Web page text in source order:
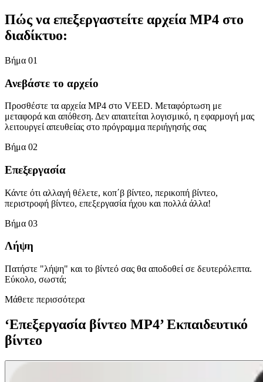
Πώς να επεξεργαστείτε αρχεία MP4 στο
διαδίκτυο:
Βήμα 01
Ανεβάστε το αρχείο
Προσθέστε τα αρχεία MP4 στο VEED. Μεταφόρτωση με
μεταφορά και απόθεση. Δεν απαιτείται λογισμικό, η εφαρμογή μας
λειτουργεί απευθείας στο πρόγραμμα περιήγησής σας
Βήμα 02
Επεξεργασία
Κάντε ότι αλλαγή θέλετε, κοπ΄β βίντεο, περικοπή βίντεο,
περιστροφή βίντεο, επεξεργασία ήχου και πολλά άλλα!
Βήμα 03
Λήψη
Πατήστε "λήψη" και το βίντεό σας θα αποδοθεί σε δευτερόλεπτα.
Εύκολο, σωστά;
Μάθετε περισσότερα
‘Επεξεργασία βίντεο MP4’ Εκπαιδευτικό
βίντεο